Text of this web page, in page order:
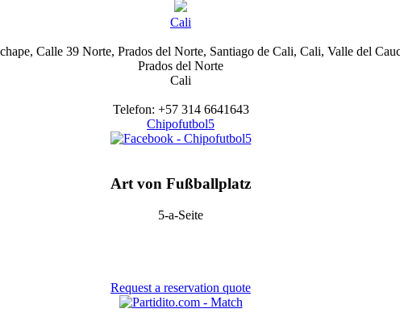
Cali
Calle 39 Norte, Prados del Norte, Santiago de Cali, Cali, Valle del
Prados del Norte
Cali
Telefon: +57 314 6641643
Chipofutbol5
Art von Fußballplatz
5-a-Seite
Request a reservation quote